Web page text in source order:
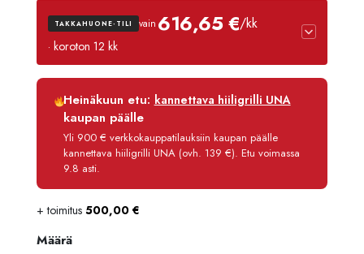
TAKKAHUONE-TILI vain 616,65 €/kk
· koroton 12 kk
Luottoaika
12 kk
Korko
Käsittelymaksu
3,90 €/kk
Maksettava yhteensä
7 399,80 €
Heinäkuun etu: kannettava hiiligrilli UNA
kaupan päälle
Yli 900 € verkkokauppatilauksiin kaupan päälle
kannettava hiiligrilli UNA (ovh. 139 €). Etu voimassa
9.8 asti.
+ toimitus 500,00 €
Määrä
Määrä